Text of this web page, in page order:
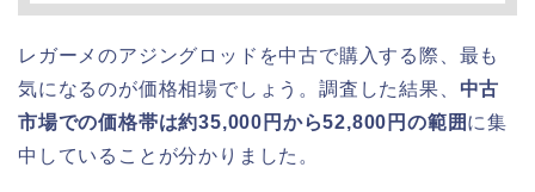
レガーメのアジングロッドを中古で購入する際、最も
気になるのが価格相場でしょう。調査した結果、 中古
市場での価格帯は約35,000円から52,800円の範囲に集
中していることが分かりました。